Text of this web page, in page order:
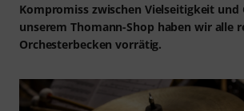
Kompromiss zwischen Vielseitigkeit und
unserem Thomann-Shop haben wir alle
Orchesterbecken vorrätig.